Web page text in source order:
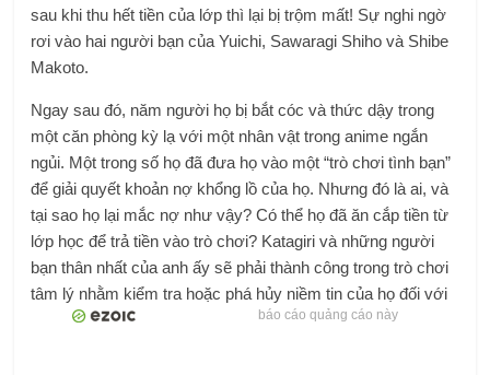
sau khi thu hết tiền của lớp thì lại bị trộm mất! Sự nghi ngờ
rơi vào hai người bạn của Yuichi, Sawaragi Shiho và Shibe
Makoto.
Ngay sau đó, năm người họ bị bắt cóc và thức dậy trong
một căn phòng kỳ lạ với một nhân vật trong anime ngắn
ngủi. Một trong số họ đã đưa họ vào một “trò chơi tình bạn”
để giải quyết khoản nợ khổng lồ của họ. Nhưng đó là ai, và
tại sao họ lại mắc nợ như vậy? Có thể họ đã ăn cắp tiền từ
lớp học để trả tiền vào trò chơi? Katagiri và những người
bạn thân nhất của anh ấy sẽ phải thành công trong trò chơi
tâm lý nhằm kiểm tra hoặc phá hủy niềm tin của họ đối với
báo cáo quảng cáo này